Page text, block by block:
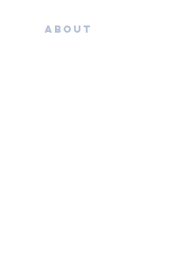
About